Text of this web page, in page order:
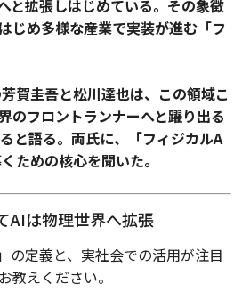
と拡張しはじめている。その象徴
じめ多様な産業で実装が進む「フ
賀圭吾と松川達也は、この領域こ
のフロントランナーへと躍り出る
と語る。両氏に、「フィジカルA
ための核心を聞いた。
AIは物理世界へ拡張
の定義と、実社会での活用が注目
教えください。